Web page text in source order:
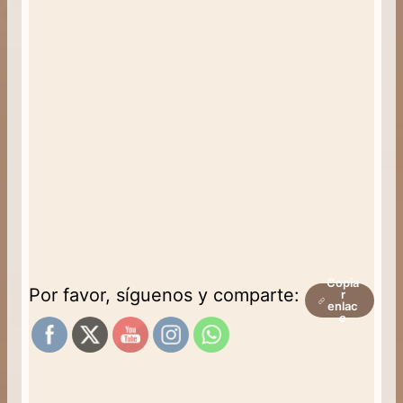
Por favor, síguenos y comparte:
Copia
r
enlac
e